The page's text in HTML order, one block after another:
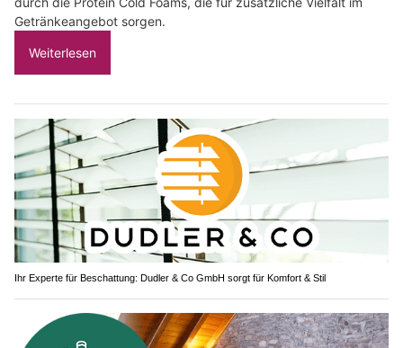
Getränkeangebot sorgen.
Weiterlesen
Ihr Experte für Beschattung: Dudler & Co GmbH sorgt für Komfort & Stil